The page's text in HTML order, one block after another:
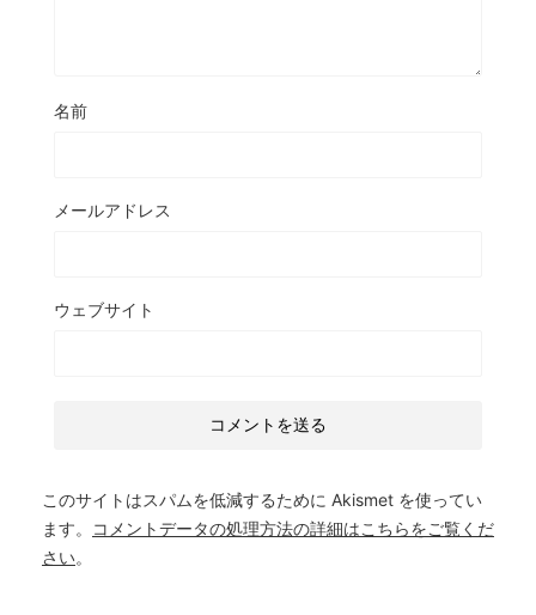
名前
メールアドレス
ウェブサイト
このサイトはスパムを低減するために Akismet を使ってい
ます。
コメントデータの処理方法の詳細はこちらをご覧くだ
さい。